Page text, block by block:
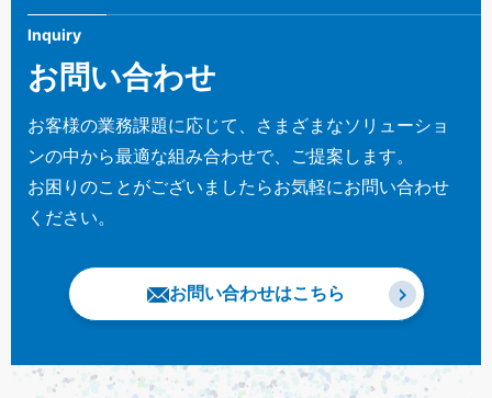
Inquiry
お問い合わせ
お客様の業務課題に応じて、さまざまなソリューショ
ンの中から最適な組み合わせで、ご提案します。
お困りのことがございましたらお気軽にお問い合わせ
ください。
お問い合わせはこちら